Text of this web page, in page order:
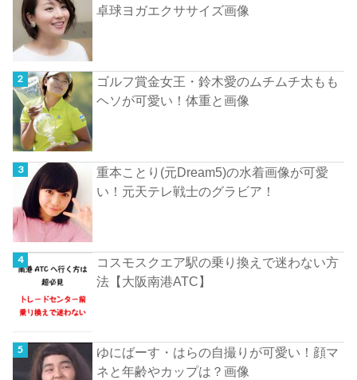
卓球ヨガエクササイズ画像
ゴルフ賞金女王・鈴木愛のムチムチ太もも
ヘソが可愛い！体重と画像
重本ことり(元Dream5)の水着画像が可愛
い！元天テレ戦士のグラビア！
コスモスクエア駅の乗り換えで迷わない方
法【大阪南港ATC】
ゆにばーす・はらの自撮りが可愛い！顔マ
ネと年齢やカップは？画像